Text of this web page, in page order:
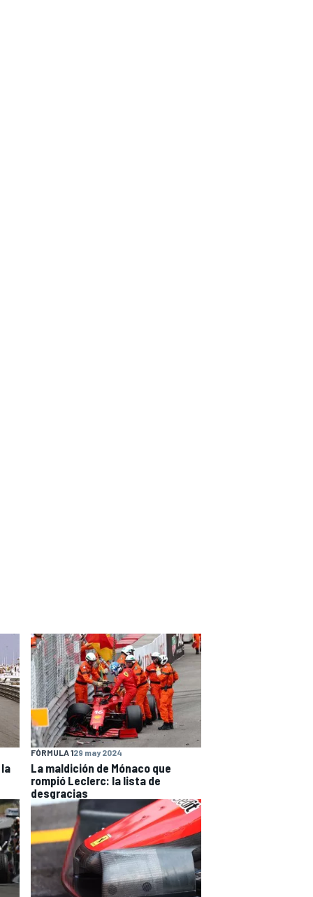
FÓRMULA 129 may 2024
La maldición de Mónaco que
rompió Leclerc: la lista de
desgracias